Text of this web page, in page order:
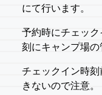
にて行います。
予約時にチェッ
刻にキャンプ場の
チェックイン時
きないので注意。